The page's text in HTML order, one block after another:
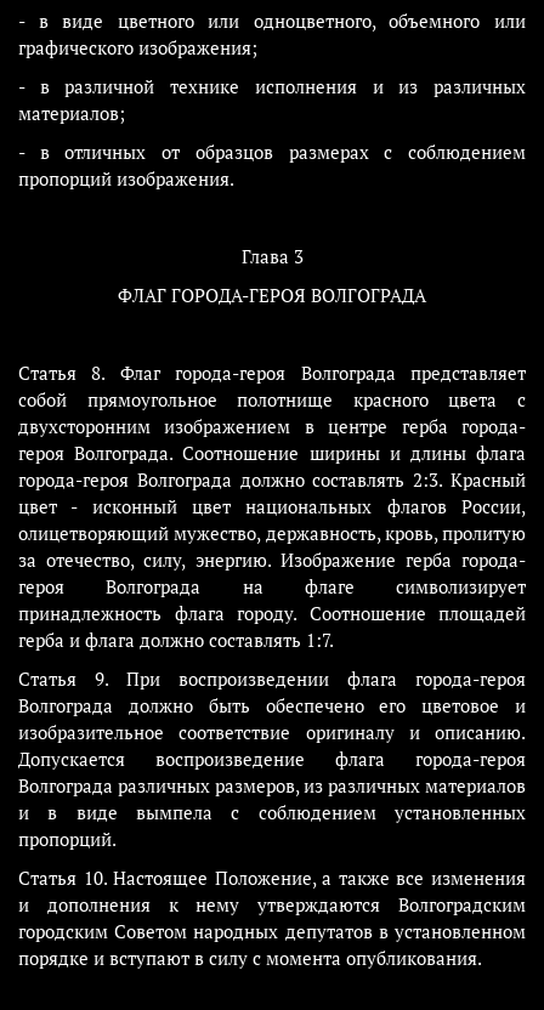
- в виде цветного или одноцветного, объемного или
графического изображения;
- в различной технике исполнения и из различных
материалов;
- в отличных от образцов размерах с соблюдением
пропорций изображения.
Глава 3
ФЛАГ ГОРОДА-ГЕРОЯ ВОЛГОГРАДА
Статья 8. Флаг города-героя Волгограда представляет
собой прямоугольное полотнище красного цвета с
двухсторонним изображением в центре герба города-
героя Волгограда. Соотношение ширины и длины флага
города-героя Волгограда должно составлять 2:3. Красный
цвет - исконный цвет национальных флагов России,
олицетворяющий мужество, державность, кровь, пролитую
за отечество, силу, энергию. Изображение герба города-
героя Волгограда на флаге символизирует
принадлежность флага городу. Соотношение площадей
герба и флага должно составлять 1:7.
Статья 9. При воспроизведении флага города-героя
Волгограда должно быть обеспечено его цветовое и
изобразительное соответствие оригиналу и описанию.
Допускается воспроизведение флага города-героя
Волгограда различных размеров, из различных материалов
и в виде вымпела с соблюдением установленных
пропорций.
Статья 10. Настоящее Положение, а также все изменения
и дополнения к нему утверждаются Волгоградским
городским Советом народных депутатов в установленном
порядке и вступают в силу с момента опубликования.